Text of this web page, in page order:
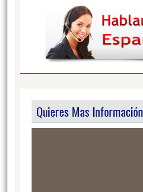
Quieres Mas Información